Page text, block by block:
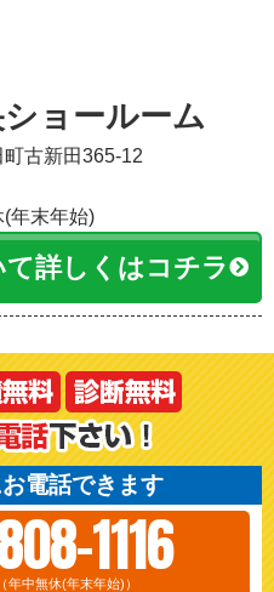
ョールーム
古新田365-12
年末年始)
詳しくはコチラ
電話できます
1116
年中無休(年末年始)）